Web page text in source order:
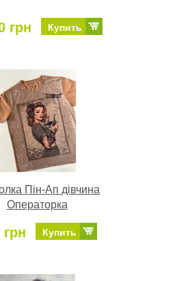
грн Купить
Пін-Ап дівчина
Операторка
грн Купить